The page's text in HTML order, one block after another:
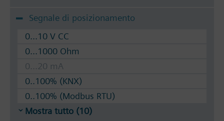
Segnale di posizionamento
0...10 V CC
0...1000 Ohm
0...20 mA
0..100% (KNX)
0..100% (Modbus RTU)
Mostra tutto (10)